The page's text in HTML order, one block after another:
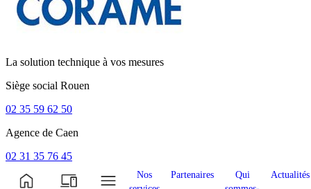
La solution technique à vos mesures
Siège social Rouen
02 35 59 62 50
Agence de Caen
02 31 35 76 45
Nos
Partenaires
Qui
Actualités